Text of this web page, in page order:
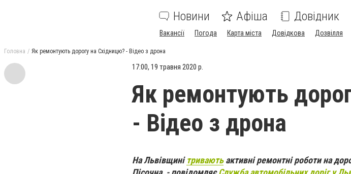
Новини Афіша Довідник
Вакансії Погода Карта міста Довідкова Дозвілля
Головна Як ремонтують дорогу на Східницю? - Відео з дрона
17:00, 19 травня 2020 р.
Як ремонтують
- Відео з дрона
На Львівщинітриваютьактивні ремонтні роботи на